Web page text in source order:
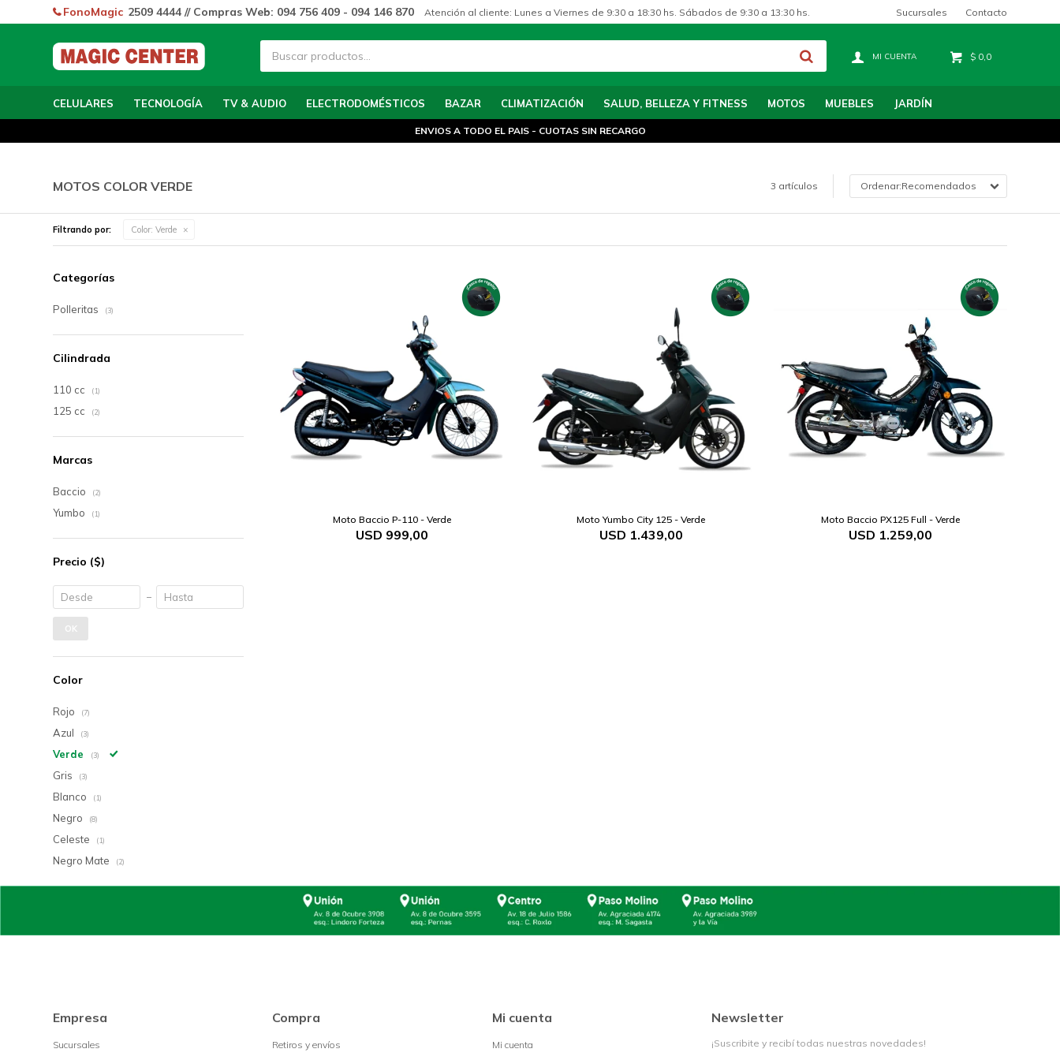
CELULARES TECNOLOGÍA TV & AUDIO ELECTRODOMÉSTICOS BAZAR CLIMATIZACIÓN SALUD, BELLEZA Y FITNESS MOTOS MUEBLES JARDÍN
$ 0,0
FonoMagic 2509 4444 // Compras Web: 094 756 409 - 094 146 870 Atención al cliente: Lunes a Viernes de 9:30 a 18:30 hs. Sábados de 9:30 a 13:30 hs. Sucursales Contacto
ENVIOS A TODO EL PAIS - CUOTAS SIN RECARGO
MOTOS COLOR VERDE 3 artículos Recomendados
Filtrando por: Color: Verde
Moto Baccio P-110 - Verde
USD 999,00
Moto Yumbo City 125 - Verde
USD 1.439,00
Moto Baccio PX125 Full - Verde
USD 1.259,00
Categorías
Polleritas (3)
Cilindrada
110 cc (1)
125 cc (2)
Marcas
Baccio (2)
Yumbo (1)
Precio ($)
OK
Color
Rojo (7)
Azul (3)
Verde (3)
Gris (3)
Blanco (1)
Negro (8)
Celeste (1)
Negro Mate (2)
Empresa
Sucursales
Compra
Retiros y envíos
Mi cuenta
Mi cuenta
Newsletter
¡Suscribite y recibí todas nuestras novedades!